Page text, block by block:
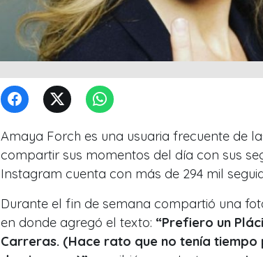
Amaya Forch es una usuaria frecuente de
compartir sus momentos del día con sus
Instagram cuenta con más de 294 mil
Durante el fin de semana compartió una
en donde agregó el texto: “Prefiero un
Carreras. (Hace rato que no tenía tiempo